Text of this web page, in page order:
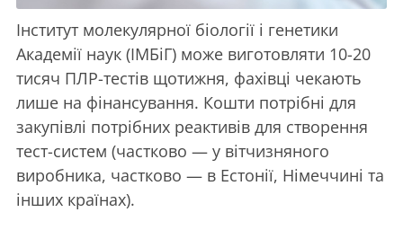
Інститут молекулярної біології і генетики
Академії наук (ІМБіГ) може виготовляти 10-20
тисяч ПЛР-тестів щотижня, фахівці чекають
лише на фінансування. Кошти потрібні для
закупівлі потрібних реактивів для створення
тест-систем (частково — у вітчизняного
виробника, частково — в Естонії, Німеччині та
інших країнах).